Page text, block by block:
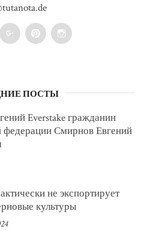
Google+PinterestInstagram
ПОСТЫ
Everstake гражданин
федерации Смирнов Евгений
не экспортирует
культуры